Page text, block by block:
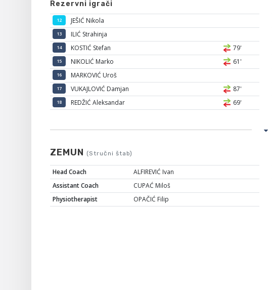
Rezervni igrači
12 JEŠIĆ Nikola
13 ILIĆ Strahinja
14 KOSTIĆ Stefan 79'
15 NIKOLIĆ Marko 61'
16 MARKOVIĆ Uroš
17 VUKAJLOVIĆ Damjan 87'
18 REDŽIĆ Aleksandar 69'
ZEMUN (Stručni štab)
Head Coach
ALFIREVIĆ Ivan
Assistant Coach
CUPAĆ Miloš
Physiotherapist
OPAČIĆ Filip